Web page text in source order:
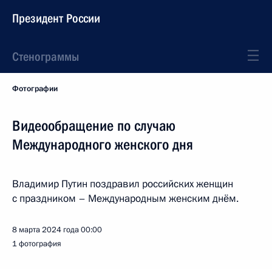
Президент России
Стенограммы
Фотографии
Видеообращение по случаю
Международного женского дня
Владимир Путин поздравил российских женщин
с праздником – Международным женским днём.
8 марта 2024 года00:00
1 фотография